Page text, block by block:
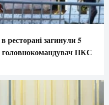
ресторані загинули 5
головнокомандувач ПКС